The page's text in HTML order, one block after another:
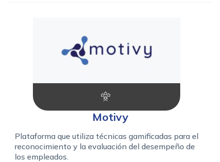
Motivy
Plataforma que utiliza técnicas gamificadas para el
reconocimiento y la evaluación del desempeño de
los empleados.